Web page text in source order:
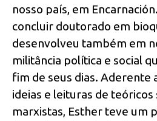
nosso país, em
concluir doutorado em
desenvolveu também em
militância política e social
fim de seus dias. Aderente
ideias e leituras de teóricos
marxistas, Esther teve um